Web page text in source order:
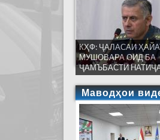
КҲФ: ҶАЛАСАИ
МУШОВАРА ОИД БА
ҶАМЪБАСТИ
Маводҳои